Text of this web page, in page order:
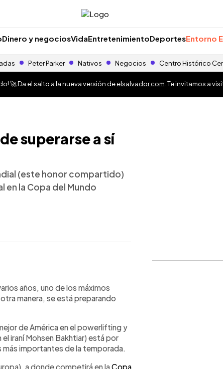
Dinero y negociosVidaEntretenimientoDeportesEntorno
Peter Parker Nativos Negocios Centro Histórico
🚀 Da el salto a la nueva versión deelsalvador.com . Te invitamos a
superarse a sí
(este honor compartido)
en la Copa del Mundo
años, uno de los máximos
manera, se está preparando
de América en el powerlifting y
iraní Mohsen Bakhtiar) está por
más importantes de la temporada.
a donde competirá en laCopa